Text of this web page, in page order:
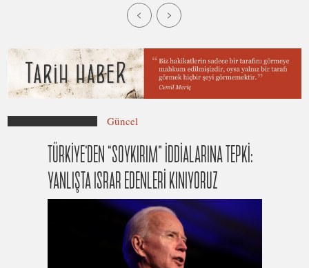
Güncel
TÜRKİYE’DEN “SOYKIRIM” İDDİALARINA TEPKİ:
YANLIŞTA ISRAR EDENLERİ KINIYORUZ